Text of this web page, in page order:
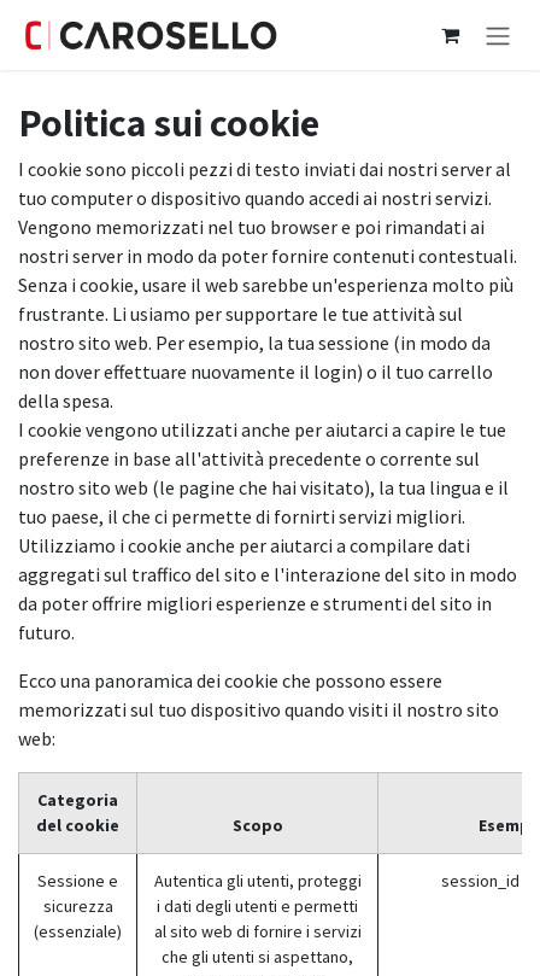
Politica sui cookie
I cookie sono piccoli pezzi di testo inviati dai nostri server al
tuo computer o dispositivo quando accedi ai nostri servizi.
Vengono memorizzati nel tuo browser e poi rimandati ai
nostri server in modo da poter fornire contenuti contestuali.
Senza i cookie, usare il web sarebbe un'esperienza molto più
frustrante. Li usiamo per supportare le tue attività sul
nostro sito web. Per esempio, la tua sessione (in modo da
non dover effettuare nuovamente il login) o il tuo carrello
della spesa.
I cookie vengono utilizzati anche per aiutarci a capire le tue
preferenze in base all'attività precedente o corrente sul
nostro sito web (le pagine che hai visitato), la tua lingua e il
tuo paese, il che ci permette di fornirti servizi migliori.
Utilizziamo i cookie anche per aiutarci a compilare dati
aggregati sul traffico del sito e l'interazione del sito in modo
da poter offrire migliori esperienze e strumenti del sito in
futuro.
Ecco una panoramica dei cookie che possono essere
memorizzati sul tuo dispositivo quando visiti il nostro sito
web:
Categoria
del cookie
Scopo Esempi
Sessione e
sicurezza
(essenziale)
Autentica gli utenti, proteggi
i dati degli utenti e permetti
al sito web di fornire i servizi
che gli utenti si aspettano,
session_id